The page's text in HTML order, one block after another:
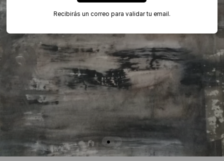
Recibirás un correo para validar tu email.